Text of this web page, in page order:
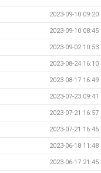
2023-09-10 09:20
2023-09-10 08:45
2023-09-02 10:53
2023-08-24 16:10
2023-08-17 16:49
2023-07-23 09:41
2023-07-21 16:57
2023-07-21 16:45
2023-06-18 11:48
2023-06-17 21:45